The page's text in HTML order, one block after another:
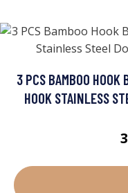
3 PCS BAMBOO HOOK
HOOK STAINLESS